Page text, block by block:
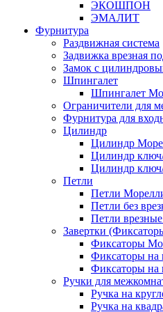
ЭКОШПОН
ЭМАЛИТ
Фурнитура
Раздвижная система
Задвижка врезная
Замок с
Шпингалет
Шпингалет
Ограничители для
Фурнитура для
Цилиндр
Цилиндр
Цилиндр
Цилиндр
Петли
Петли
Петли без
Петли
Завертки
Фиксаторы
Фиксаторы на
Фиксаторы на
Ручки для
Ручка на
Ручка на